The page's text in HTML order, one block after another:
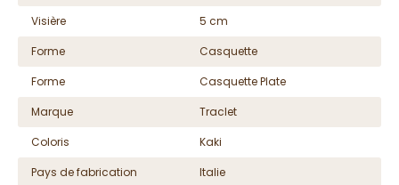
Visière
5 cm
Forme
Casquette
Forme
Casquette Plate
Marque
Traclet
Coloris
Kaki
Pays de fabrication
Italie